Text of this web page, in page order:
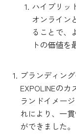
ハイブリッ
オンライン
ることで、
トの価値を
ブランディン
EXPOLINEの
ランドイメー
れにより、一
ができました。